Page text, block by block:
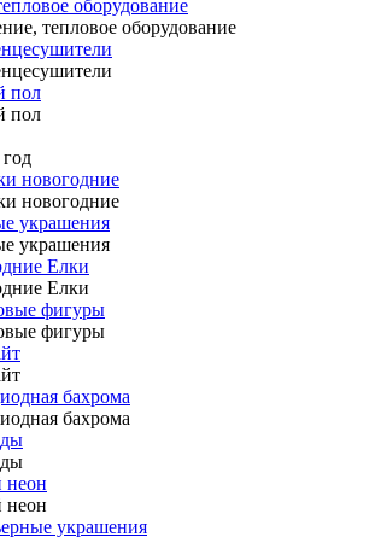
оборудование
тепловое оборудование
пол
пол
новогодние
новогодние
украшения
украшения
Елки
Елки
фигуры
фигуры
бахрома
бахрома
неон
неон
украшения